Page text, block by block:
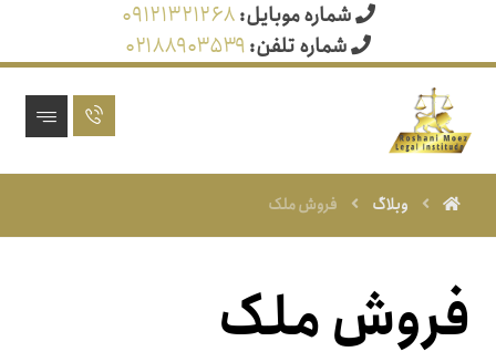
شماره موبایل:۰۹۱۲۱۳۲۱۲۶۸
شماره تلفن:۰۲۱۸۸۹۰۳۵۳۹
وبلاگ فروش ملک
فروش ملک